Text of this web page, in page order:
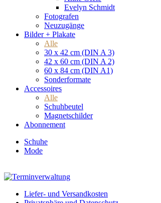
Evelyn Schmidt
Fotografen
Neuzugänge
Bilder + Plakate
Alle
30 x 42 cm (DIN A 3)
42 x 60 cm (DIN A 2)
60 x 84 cm (DIN A1)
Sonderformate
Accessoires
Alle
Schuhbeutel
Magnetschilder
Abonnement
Schuhe
Mode
Liefer- und Versandkosten